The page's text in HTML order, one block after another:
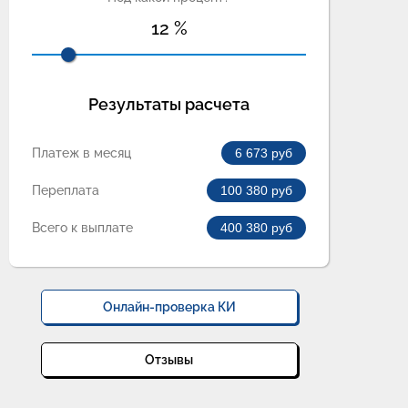
12 %
Результаты расчета
Платеж в месяц 6 673 руб
Переплата 100 380 руб
Всего к выплате 400 380 руб
Онлайн-проверка КИ
Отзывы